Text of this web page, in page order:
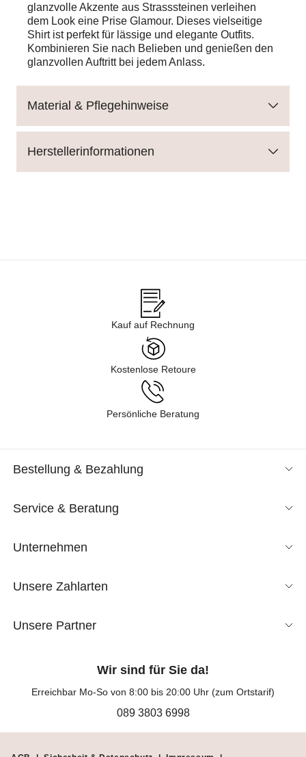
glanzvolle Akzente aus Strasssteinen verleihen
dem Look eine Prise Glamour. Dieses vielseitige
Shirt ist perfekt für lässige und elegante Outfits.
Kombinieren Sie nach Belieben und genießen den
glanzvollen Auftritt bei jedem Anlass.
Material & Pflegehinweise
Herstellerinformationen
Kauf auf Rechnung
Kostenlose Retoure
Persönliche Beratung
Bestellung & Bezahlung
Service & Beratung
Unternehmen
Unsere Zahlarten
Unsere Partner
Wir sind für Sie da!
Erreichbar Mo-So von 8:00 bis 20:00 Uhr (zum Ortstarif)
089 3803 6998